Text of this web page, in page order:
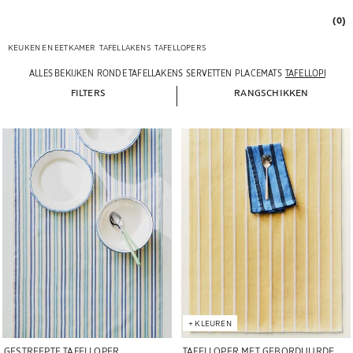
(0)
KEUKEN EN EETKAMER TAFELLAKENS TAFELLOPERS
ALLES BEKIJKEN RONDE TAFELLAKENS SERVETTEN PLACEMATS TAFELLOPERS
FILTERS RANGSCHIKKEN
GESTREEPTE TAFELLOPER
Afbeelding gewijzigd naar 1 van 6
TAFELLOPER MET GEBORDUURDE
+ KLEUREN
Afbeelding gewijzigd naar 1 van 6